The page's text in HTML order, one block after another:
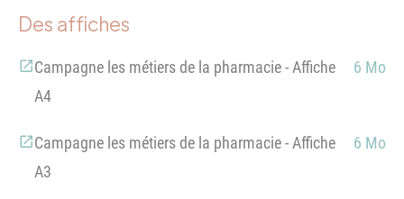
Des affiches
Campagne les métiers de la pharmacie - Affiche
A4
6 Mo
Campagne les métiers de la pharmacie - Affiche
A3
6 Mo